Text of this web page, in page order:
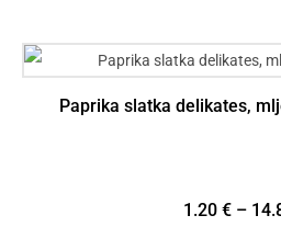
Paprika slatka delikates,
1.20 € –